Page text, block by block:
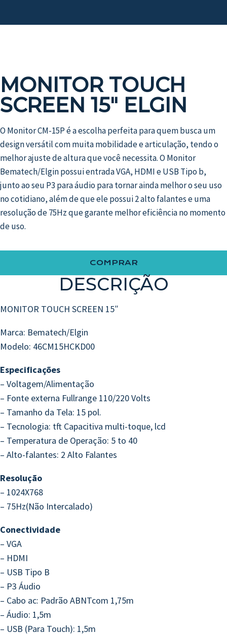
MONITOR TOUCH
SCREEN 15″ ELGIN
O Monitor CM-15P é a escolha perfeita para quem busca um
design versátil com muita mobilidade e articulação, tendo o
melhor ajuste de altura que você necessita. O Monitor
Bematech/Elgin possui entrada VGA, HDMI e USB Tipo b,
junto ao seu P3 para áudio para tornar ainda melhor o seu uso
no cotidiano, além de que ele possui 2 alto falantes e uma
resolução de 75Hz que garante melhor eficiência no momento
de uso.
COMPRAR
DESCRIÇÃO
MONITOR TOUCH SCREEN 15″
Marca: Bematech/Elgin
Modelo: 46CM15HCKD00
Especificações
– Voltagem/Alimentação
– Fonte externa Fullrange 110/220 Volts
– Tamanho da Tela: 15 pol.
– Tecnologia: tft Capacitiva multi-toque, lcd
– Temperatura de Operação: 5 to 40
– Alto-falantes: 2 Alto Falantes
Resolução
– 1024X768
– 75Hz(Não Intercalado)
Conectividade
– VGA
– HDMI
– USB Tipo B
– P3 Áudio
– Cabo ac: Padrão ABNTcom 1,75m
– Áudio: 1,5m
– USB (Para Touch): 1,5m